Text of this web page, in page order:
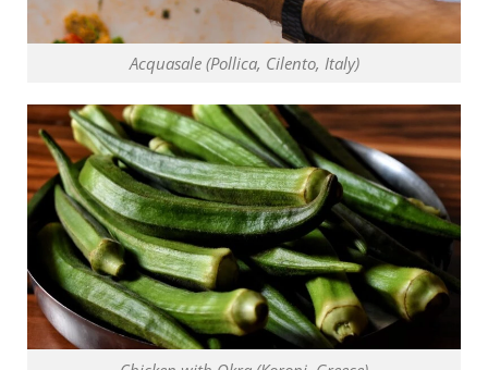
Acquasale (Pollica, Cilento, Italy)